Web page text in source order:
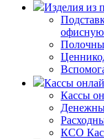
Изделия из
Кассы
Кассы
КСО